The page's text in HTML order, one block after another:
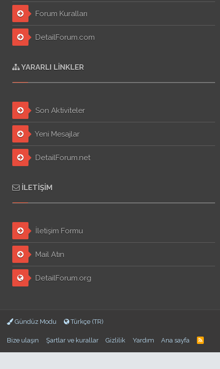
Forum Kuralları
DetailForum.com
YARARLI LINKLER
Son Aktiviteler
Yeni Mesajlar
DetailForum.net
İLETIŞIM
İletişim Formu
Mail Atın
DetailForum.org
Gündüz Modu Türkçe (TR)
Bize ulaşın Şartlar ve kurallar Gizlilik Yardım Ana sayfa